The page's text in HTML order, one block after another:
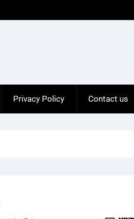
Privacy Policy Contact us